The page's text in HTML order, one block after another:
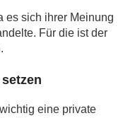
es sich ihrer Meinung
Für die ist der
eine private